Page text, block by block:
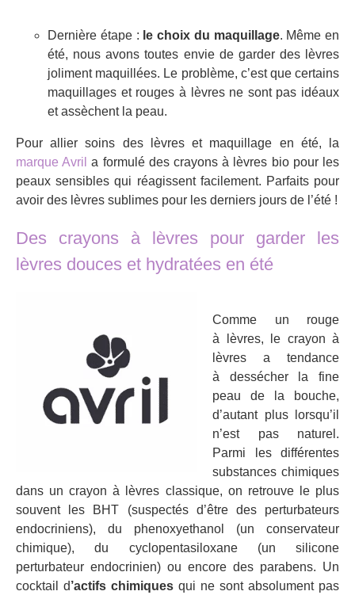
Dernière étape : le choix du maquillage. Même en
été, nous avons toutes envie de garder des lèvres
joliment maquillées. Le problème, c’est que certains
maquillages et rouges à lèvres ne sont pas idéaux
et assèchent la peau.
Pour allier soins des lèvres et maquillage en été, la
marque Avril a formulé des crayons à lèvres bio pour les
peaux sensibles qui réagissent facilement. Parfaits pour
avoir des lèvres sublimes pour les derniers jours de l’été !
Des crayons à lèvres pour garder les
lèvres douces et hydratées en été
Comme un rouge
à lèvres, le crayon à
lèvres a tendance
à dessécher la fine
peau de la bouche,
d’autant plus lorsqu’il
n’est pas naturel.
Parmi les différentes
substances chimiques
dans un crayon à lèvres classique, on retrouve le plus
souvent les BHT (suspectés d’être des perturbateurs
endocriniens), du phenoxyethanol (un conservateur
chimique), du cyclopentasiloxane (un silicone
perturbateur endocrinien) ou encore des parabens. Un
cocktail d’actifs chimiques qui ne sont absolument pas